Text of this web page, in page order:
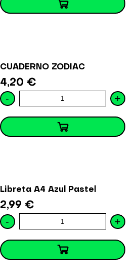
CUADERNO ZODIAC
4,20 €
- +
Libreta A4 Azul Pastel
2,99 €
- +